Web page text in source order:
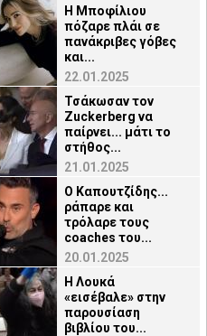
H Μποφίλιου
πόζαρε πλάι σε
πανάκριβες γόβες
και...
22.01.2025
Τσάκωσαν τον
Zuckerberg να
παίρνει... μάτι το
στήθος...
21.01.2025
Ο Καπουτζίδης...
ράπαρε και
τρόλαρε τους
coaches του...
20.01.2025
H Λουκά
«εισέβαλε» στην
παρουσίαση
βιβλίου του...